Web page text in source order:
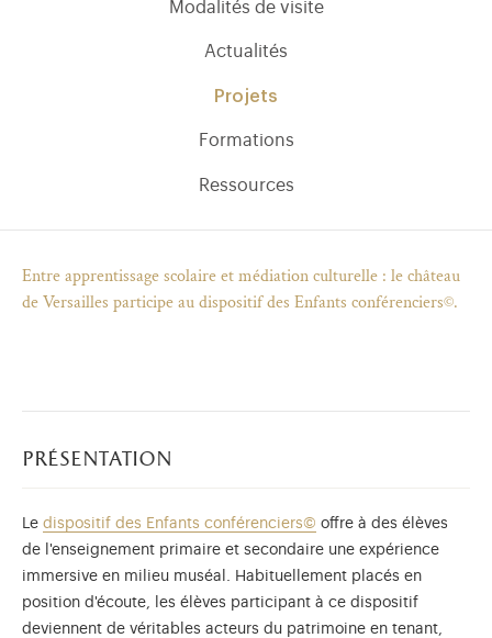
Modalités de visite
Actualités
Projets
Formations
Ressources
Entre apprentissage scolaire et médiation culturelle : le château
de Versailles participe au dispositif des Enfants conférenciers©.
présentation
Le dispositif des Enfants conférenciers© offre à des élèves
de l'enseignement primaire et secondaire une expérience
immersive en milieu muséal. Habituellement placés en
position d'écoute, les élèves participant à ce dispositif
deviennent de véritables acteurs du patrimoine en tenant,